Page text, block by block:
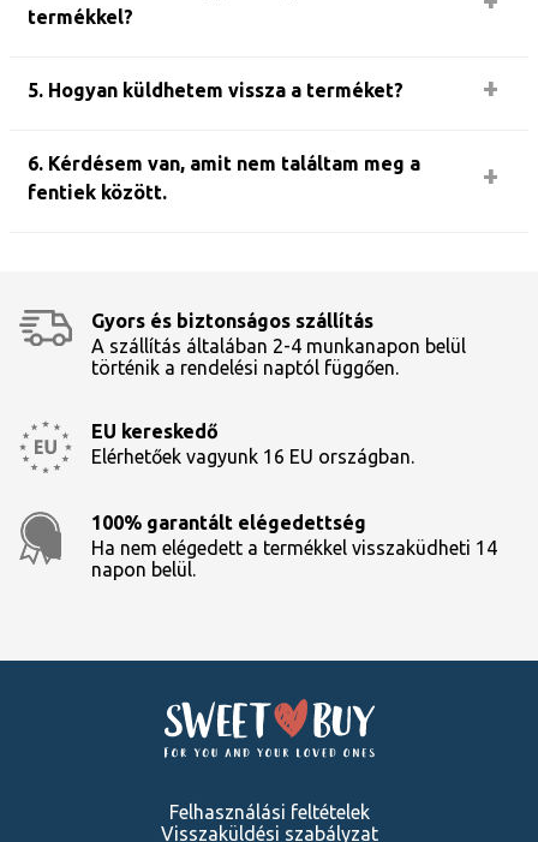
termékkel?
5. Hogyan küldhetem vissza a terméket?
6. Kérdésem van, amit nem találtam meg a
fentiek között.
Gyors és biztonságos szállítás
A szállítás általában 2-4 munkanapon belül
történik a rendelési naptól függően.
EU kereskedő
Elérhetőek vagyunk 16 EU országban.
100% garantált elégedettség
Ha nem elégedett a termékkel visszaküdheti 14
napon belül.
Felhasználási feltételek
Visszaküldési szabályzat